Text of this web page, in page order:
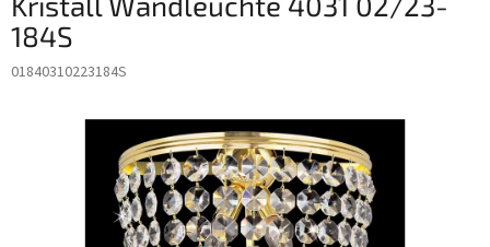
184S
01840310223184S